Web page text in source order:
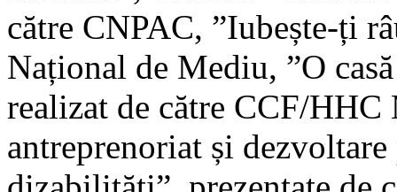
către CNPAC, ”Iubește-ți
Național de Mediu, ”O
realizat de către CCF/
antreprenoriat și